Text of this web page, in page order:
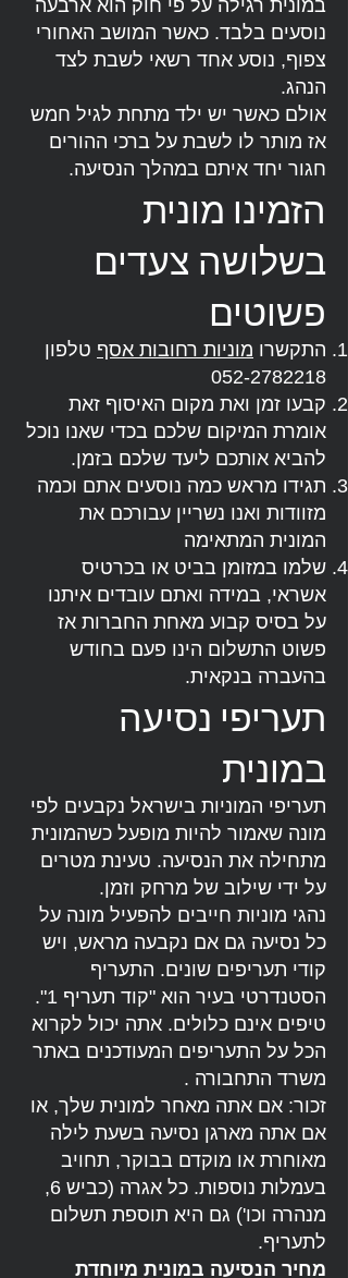
במונית רגילה על פי חוק הוא ארבעה
נוסעים בלבד. כאשר המושב האחורי
צפוף, נוסע אחד רשאי לשבת לצד
הנהג.
אולם כאשר יש ילד מתחת לגיל חמש
אז מותר לו לשבת על ברכי ההורים
חגור יחד איתם במהלך הנסיעה.
הזמינו מונית
בשלושה צעדים
פשוטים
התקשרו מוניות רחובות אסף טלפון
052-2782218
קבעו זמן ואת מקום האיסוף זאת
אומרת המיקום שלכם בכדי שאנו נוכל
להביא אותכם ליעד שלכם בזמן.
תגידו מראש כמה נוסעים אתם וכמה
מזוודות ואנו נשריין עבורכם את
המונית המתאימה
שלמו במזומן בביט או בכרטיס
אשראי, במידה ואתם עובדים איתנו
על בסיס קבוע מאחת החברות אז
פשוט התשלום הינו פעם בחודש
בהעברה בנקאית.
תעריפי נסיעה
במונית
תעריפי המוניות בישראל נקבעים לפי
מונה שאמור להיות מופעל כשהמונית
מתחילה את הנסיעה. טעינת מטרים
על ידי שילוב של מרחק וזמן.
נהגי מוניות חייבים להפעיל מונה על
כל נסיעה גם אם נקבעה מראש, ויש
קודי תעריפים שונים. התעריף
הסטנדרטי בעיר הוא "קוד תעריף 1".
טיפים אינם כלולים. אתה יכול לקרוא
הכל על התעריפים המעודכנים באתר
משרד התחבורה .
זכור: אם אתה מאחר למונית שלך, או
אם אתה מארגן נסיעה בשעת לילה
מאוחרת או מוקדם בבוקר, תחויב
בעמלות נוספות. כל אגרה (כביש 6,
מנהרה וכו') גם היא תוספת תשלום
לתעריף.
מחיר הנסיעה במונית מיוחדת